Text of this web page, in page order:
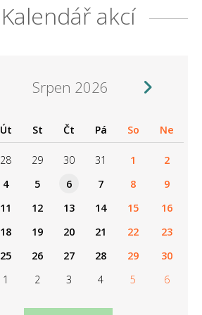
Kalendář akcí
Srpen 2026
Út St Čt Pá So Ne
28 29 30 31 1
2
4 5 6 7 8
9
11 12 13 14 15
16
18 19 20 21 22
23
25 26 27 28 29
30
1 2 3 4 5 6